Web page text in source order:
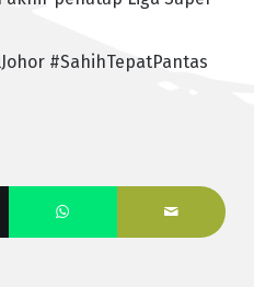
#SahihTepatPantas